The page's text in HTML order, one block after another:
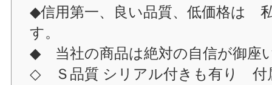
◆信用第一、良い品質、低価格は
す。
◆ 当社の商品は絶対の自信が御座
◇ Ｓ品質 シリアル付きも有り 付